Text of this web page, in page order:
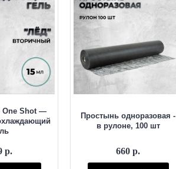
Shot —
р.
Простынь одноразовая -
в рулоне, 100 шт
660 р.